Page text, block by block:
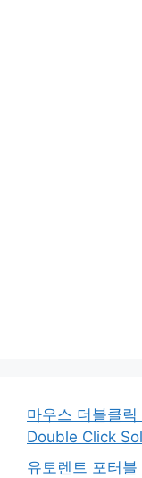
마우스 더블클
Double Click
유토렌트 포터